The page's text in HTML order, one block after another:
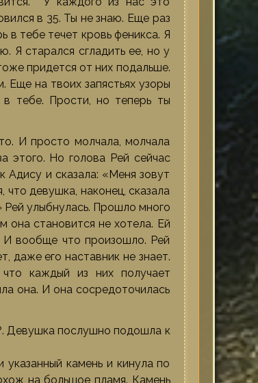
в 35. Ты не знаю. Еще раз
в тебе течет кровь феникса. Я
Я старался сгладить ее, но у
придется от них подальше.
на твоих запястьях узоры
в тебе. Прости, но теперь ты
И просто молчала, молчала
этого. Но голова Рей сейчас
Адису и сказала: «Меня зовут
девушка, наконец, сказала
Рей улыбнулась. Прошло много
она становится не хотела. Ей
И вообще что произошло. Рей
даже его наставник не знает.
каждый из них получает
она. И она сосредоточилась
Девушка послушно подошла к
камень и кинула по
на большое пламя. Камень